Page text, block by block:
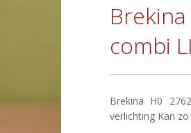
combi
Brekina H0
verlichting Kan